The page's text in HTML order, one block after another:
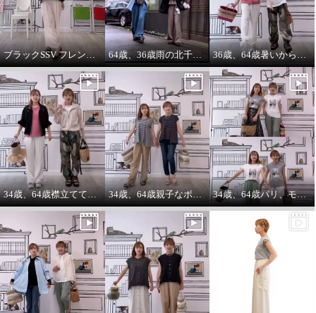
エムズ スタイル 軽やかに羽織
れる 異素材切替 Ｇジャン風 フー
ディーブルゾン
杢グレー Ｓ
¥0
エムズ スタイル 軽やかに羽織
れる 異素材切替 Ｇジャン風 フー
ディーブルゾン
オフホワイト Ｓ
¥0
ブラックSSV フレンチシャツにブラックブルゾン so cool! 64歳、36歳雨の北千住迷路散歩 36歳、64歳暑いから ノースリーブ必須‼️暑いから腕は出す‼️
34歳、64歳襟立ててブルゾンを着る えっ？襟立てない？ 34歳、64歳親子なボーダーコーデstyle^_^ 34歳、64歳パリ、モンマルトルの階段プリントカットソーを着る。